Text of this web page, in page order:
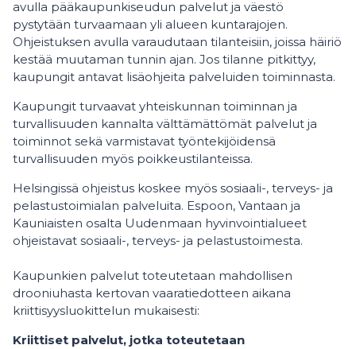
avulla pääkaupunkiseudun palvelut ja väestö
pystytään turvaamaan yli alueen kuntarajojen.
Ohjeistuksen avulla varaudutaan tilanteisiin, joissa häiriö
kestää muutaman tunnin ajan. Jos tilanne pitkittyy,
kaupungit antavat lisäohjeita palveluiden toiminnasta.
Kaupungit turvaavat yhteiskunnan toiminnan ja
turvallisuuden kannalta välttämättömät palvelut ja
toiminnot sekä varmistavat työntekijöidensä
turvallisuuden myös poikkeustilanteissa.
Helsingissä ohjeistus koskee myös sosiaali-, terveys- ja
pelastustoimialan palveluita. Espoon, Vantaan ja
Kauniaisten osalta Uudenmaan hyvinvointialueet
ohjeistavat sosiaali-, terveys- ja pelastustoimesta.
Kaupunkien palvelut toteutetaan mahdollisen
drooniuhasta kertovan vaaratiedotteen aikana
kriittisyysluokittelun mukaisesti:
Kriittiset palvelut, jotka toteutetaan